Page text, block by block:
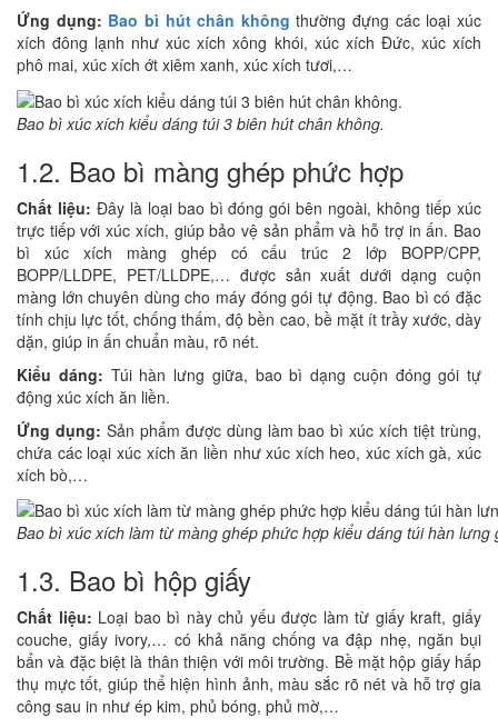
Ứng dụng: Bao bì hút chân không thường đựng các loại xúc
xích đông lạnh như xúc xích xông khói, xúc xích Đức, xúc xích
phô mai, xúc xích ớt xiêm xanh, xúc xích tươi,…
Bao bì xúc xích kiểu dáng túi 3 biên hút chân không.
1.2. Bao bì màng ghép phức hợp
Chất liệu: Đây là loại bao bì đóng gói bên ngoài, không tiếp xúc
trực tiếp với xúc xích, giúp bảo vệ sản phẩm và hỗ trợ in ấn. Bao
bì xúc xích màng ghép có cấu trúc 2 lớp BOPP/CPP,
BOPP/LLDPE, PET/LLDPE,… được sản xuất dưới dạng cuộn
màng lớn chuyên dùng cho máy đóng gói tự động. Bao bì có đặc
tính chịu lực tốt, chống thấm, độ bền cao, bề mặt ít trầy xước, dày
dặn, giúp in ấn chuẩn màu, rõ nét.
Kiểu dáng: Túi hàn lưng giữa, bao bì dạng cuộn đóng gói tự
động xúc xích ăn liền.
Ứng dụng: Sản phẩm được dùng làm bao bì xúc xích tiệt trùng,
chứa các loại xúc xích ăn liền như xúc xích heo, xúc xích gà, xúc
xích bò,…
Bao bì xúc xích làm từ màng ghép phức hợp kiểu dáng túi hàn lưng
1.3. Bao bì hộp giấy
Chất liệu: Loại bao bì này chủ yếu được làm từ giấy kraft, giấy
couche, giấy ivory,… có khả năng chống va đập nhẹ, ngăn bụi
bẩn và đặc biệt là thân thiện với môi trường. Bề mặt hộp giấy hấp
thụ mực tốt, giúp thể hiện hình ảnh, màu sắc rõ nét và hỗ trợ gia
công sau in như ép kim, phủ bóng, phủ mờ,…